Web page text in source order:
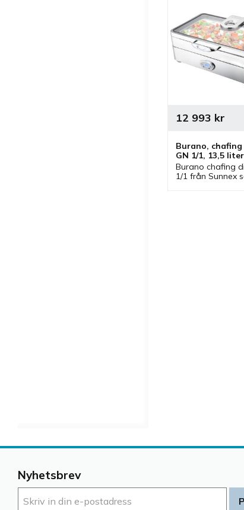
Burano, chafing
GN 1/1, 13,5
elektrisk, digital
Burano chafing
1/1 från Sunnex
12 993 kr
Nyhetsbrev